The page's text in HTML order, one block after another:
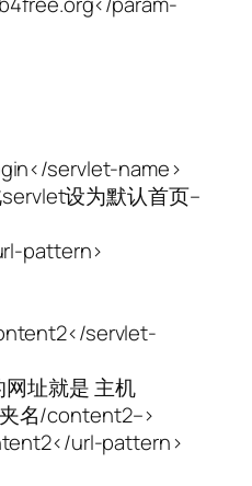
servlet-name>
设为默认首页–
pattern>
servlet-
址就是 主机
名/content2–>
url-pattern>